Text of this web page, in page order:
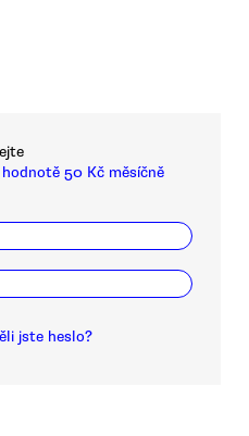
50 Kč měsíčně
jste heslo?